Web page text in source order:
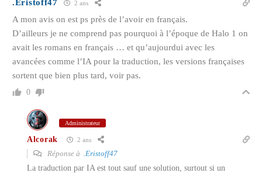
.Eristoff47 2 ans
A mon avis on est ps près de l’avoir en français.
D’ailleurs je ne comprend pas pourquoi à l’époque de Halo 1 on
avait les romans en français … et qu’aujourdui avec les
avancées comme l’IA pour la traduction, les versions françaises
sortent que bien plus tard, voir pas.
0
Administrateur
Alcorak 2 ans
Réponse à
.Eristoff47
La traduction par IA est tout sauf une solution, surtout si un